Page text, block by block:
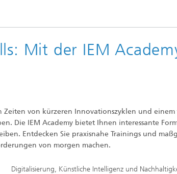
Mit der IEM
Zeiten von kürzeren Innovationszyklen und
Die IEM Academy bietet Ihnen interessante
Entdecken Sie praxisnahe Trainings und
von morgen machen.
Digitalisierung, Künstliche Intelligenz und